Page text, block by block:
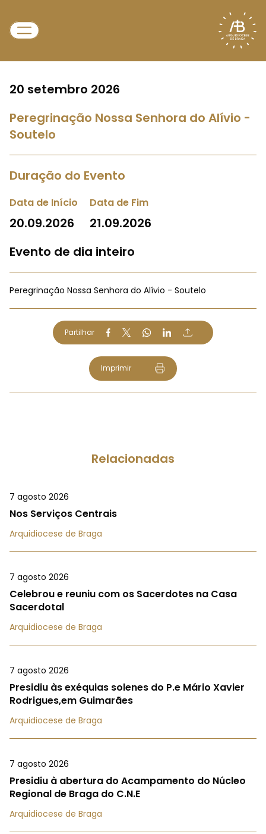
20 setembro 2026
Peregrinação Nossa Senhora do Alívio -
Soutelo
Duração do Evento
Data de Início
20.09.2026
Data de Fim
21.09.2026
Evento de dia inteiro
Peregrinação Nossa Senhora do Alívio - Soutelo
Partilhar
Imprimir
Relacionadas
7 agosto 2026
Nos Serviços Centrais
Arquidiocese de Braga
7 agosto 2026
Celebrou e reuniu com os Sacerdotes na Casa
Sacerdotal
Arquidiocese de Braga
7 agosto 2026
Presidiu às exéquias solenes do P.e Mário Xavier
Rodrigues,em Guimarães
Arquidiocese de Braga
7 agosto 2026
Presidiu à abertura do Acampamento do Núcleo
Regional de Braga do C.N.E
Arquidiocese de Braga